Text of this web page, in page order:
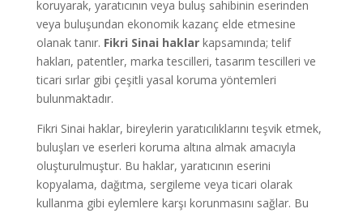
koruyarak, yaratıcının veya buluş sahibinin eserinden
veya buluşundan ekonomik kazanç elde etmesine
olanak tanır. Fikri Sinai haklarkapsamında; telif
hakları, patentler, marka tescilleri, tasarım tescilleri ve
ticari sırlar gibi çeşitli yasal koruma yöntemleri
bulunmaktadır.
Fikri Sinai haklar, bireylerin yaratıcılıklarını teşvik etmek,
buluşları ve eserleri koruma altına almak amacıyla
oluşturulmuştur. Bu haklar, yaratıcının eserini
kopyalama, dağıtma, sergileme veya ticari olarak
kullanma gibi eylemlere karşı korunmasını sağlar. Bu